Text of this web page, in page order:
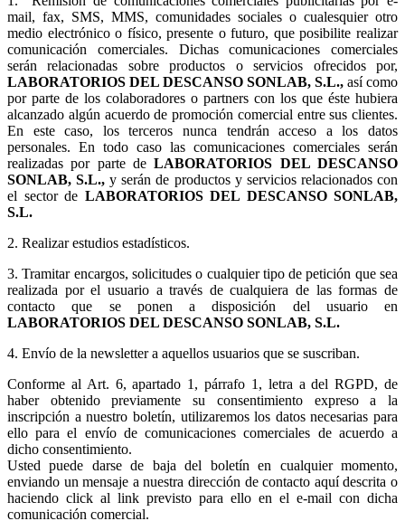
mail, fax, SMS, MMS, comunidades sociales o cualesquier otro
medio electrónico o físico, presente o futuro, que posibilite realizar
comunicación comerciales. Dichas comunicaciones comerciales
serán relacionadas sobre productos o servicios ofrecidos por,
LABORATORIOS DEL DESCANSO SONLAB, S.L., así como
por parte de los colaboradores o partners con los que éste hubiera
alcanzado algún acuerdo de promoción comercial entre sus clientes.
En este caso, los terceros nunca tendrán acceso a los datos
personales. En todo caso las comunicaciones comerciales serán
realizadas por parte deLABORATORIOS DEL DESCANSO
SONLAB, S.L., y serán de productos y servicios relacionados con
el sector de LABORATORIOS DEL DESCANSO SONLAB,
S.L.
2. Realizar estudios estadísticos.
3.Tramitar encargos, solicitudes o cualquier tipo de petición que sea
realizada por el usuario a través de cualquiera de las formas de
contacto que se ponen a disposición del usuario en
LABORATORIOS DEL DESCANSO SONLAB, S.L.
4. Envío de la newsletter a aquellos usuarios que se suscriban.
Conforme al Art. 6, apartado 1, párrafo 1, letra a del RGPD, de
haber obtenido previamente su consentimiento expreso a la
inscripción a nuestro boletín, utilizaremos los datos necesarias para
ello para el envío de comunicaciones comerciales de acuerdo a
dicho consentimiento.
Usted puede darse de baja del boletín en cualquier momento,
enviando un mensaje a nuestra dirección de contacto aquí descrita o
haciendo click al link previsto para ello en el e-mail con dicha
comunicación comercial.